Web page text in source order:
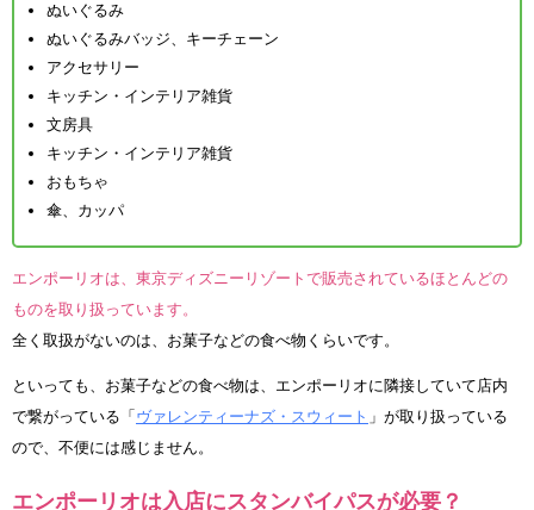
ぬいぐるみ
ぬいぐるみバッジ、キーチェーン
アクセサリー
キッチン・インテリア雑貨
文房具
キッチン・インテリア雑貨
おもちゃ
傘、カッパ
エンポーリオは、東京ディズニーリゾートで販売されているほとんどの
ものを取り扱っています。
全く取扱がないのは、お菓子などの食べ物くらいです。
といっても、お菓子などの食べ物は、エンポーリオに隣接していて店内
で繋がっている「ヴァレンティーナズ・スウィート 」が取り扱っている
ので、不便には感じません。
エンポーリオは入店にスタンバイパスが必要？